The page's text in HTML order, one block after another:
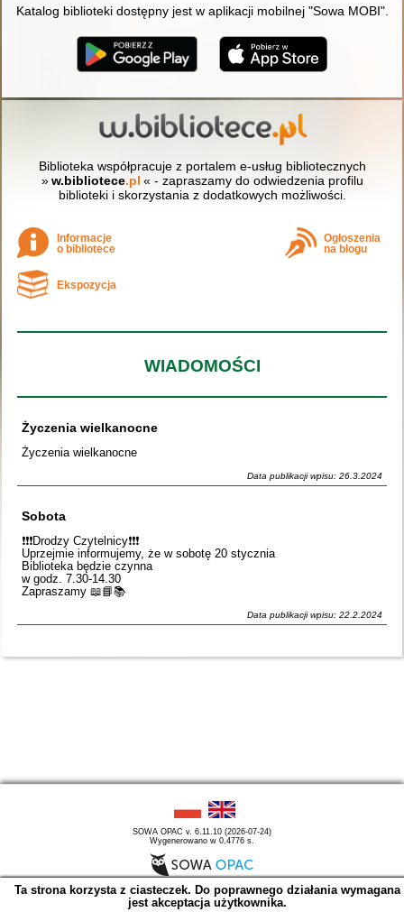
Katalog biblioteki dostępny jest w aplikacji mobilnej "Sowa MOBI".
Biblioteka współpracuje z portalem e-usług bibliotecznych
» w.bibliotece.pl « - zapraszamy do odwiedzenia profilu
biblioteki i skorzystania z dodatkowych możliwości.
Informacje
o bibliotece
Ogłoszenia
na blogu
Ekspozycja
WIADOMOŚCI
Życzenia wielkanocne
Życzenia wielkanocne
Data publikacji wpisu: 26.3.2024
Sobota
❗️❗️❗️Drodzy Czytelnicy❗️❗️❗️
Uprzejmie informujemy, że w sobotę 20 stycznia
Biblioteka będzie czynna
w godz. 7.30-14.30
Zapraszamy 📖📘📚
Data publikacji wpisu: 22.2.2024
SOWA OPAC v. 6.11.10 (2026-07-24)
Wygenerowano w 0,4776 s.
Ta strona korzysta z ciasteczek. Do poprawnego działania wymagana
jest akceptacja użytkownika.